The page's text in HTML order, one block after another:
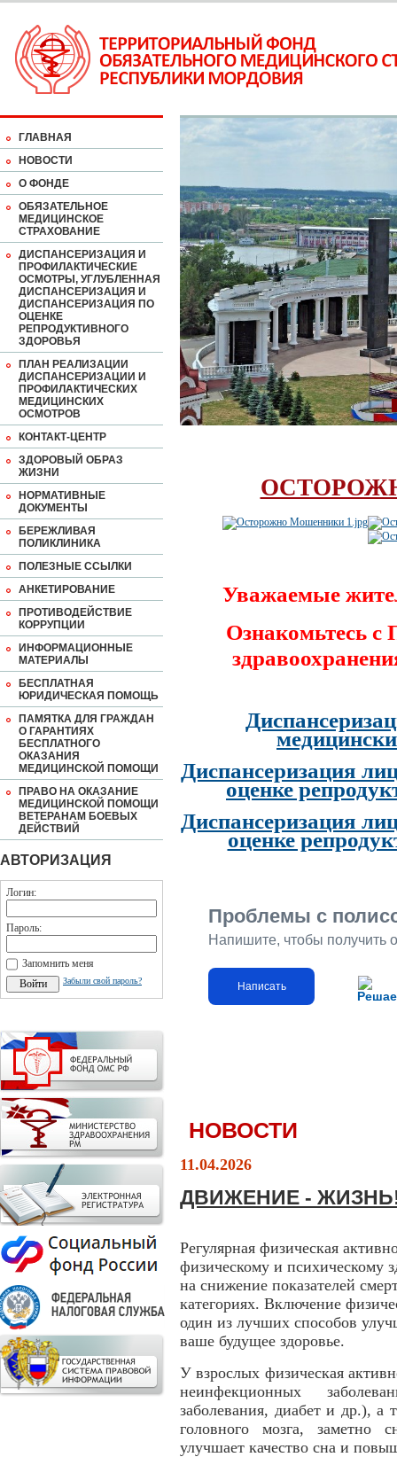
ГЛАВНАЯ
НОВОСТИ
О ФОНДЕ
ОБЯЗАТЕЛЬНОЕ
МЕДИЦИНСКОЕ
СТРАХОВАНИЕ
ДИСПАНСЕРИЗАЦИЯ И
ПРОФИЛАКТИЧЕСКИЕ
ОСМОТРЫ, УГЛУБЛЕННАЯ
ДИСПАНСЕРИЗАЦИЯ И
ДИСПАНСЕРИЗАЦИЯ ПО
ОЦЕНКЕ
РЕПРОДУКТИВНОГО
ЗДОРОВЬЯ
ПЛАН РЕАЛИЗАЦИИ
ДИСПАНСЕРИЗАЦИИ И
ПРОФИЛАКТИЧЕСКИХ
МЕДИЦИНСКИХ
ОСМОТРОВ
КОНТАКТ-ЦЕНТР
ЗДОРОВЫЙ ОБРАЗ
ЖИЗНИ
НОРМАТИВНЫЕ
ДОКУМЕНТЫ
БЕРЕЖЛИВАЯ
ПОЛИКЛИНИКА
ПОЛЕЗНЫЕ ССЫЛКИ
АНКЕТИРОВАНИЕ
ПРОТИВОДЕЙСТВИЕ
КОРРУПЦИИ
ИНФОРМАЦИОННЫЕ
МАТЕРИАЛЫ
БЕСПЛАТНАЯ
ЮРИДИЧЕСКАЯ ПОМОЩЬ
ПАМЯТКА ДЛЯ ГРАЖДАН
О ГАРАНТИЯХ
БЕСПЛАТНОГО
ОКАЗАНИЯ
МЕДИЦИНСКОЙ ПОМОЩИ
ПРАВО НА ОКАЗАНИЕ
МЕДИЦИНСКОЙ ПОМОЩИ
ВЕТЕРАНАМ БОЕВЫХ
ДЕЙСТВИЙ
АВТОРИЗАЦИЯ
Логин:
Пароль:
Запомнить меня
Забыли свой пароль?
Уважаемые
Ознакомьтесь
Диспансеризация
оценке
Диспансеризация
оценке
Проблемы с
Напишите, чтобы получить
Написать
НОВОСТИ
11.04.2026
ДВИЖЕНИЕ -
Регулярная физическая
физическому и психическому
на снижение показателей
категориях. Включение
один из лучших способов
ваше будущее здоровье.
У взрослых физическая
неинфекционных
заболевания, диабет и др.), а
головного мозга, заметно
улучшает качество сна и